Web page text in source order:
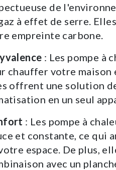
de
à effet de serre.
empreinte carbone.
: Les pompe à
chauffer votre
offrent une solution
en un seul
: Les pompe à
et constante, ce qui
espace. De plus,
avec un